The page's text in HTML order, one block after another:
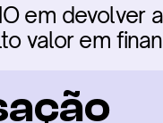
em devolver
valor em